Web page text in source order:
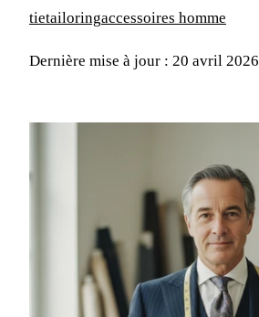
tietailoringaccessoires homme
Dernière mise à jour : 20 avril 2026